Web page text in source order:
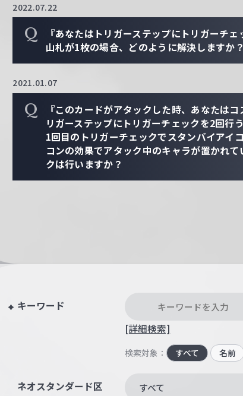
2022.07.22
Q
『あなたはトリガーステップにトリガーチェ
山札が1枚の場合、どのように解決しますか？
2021.01.07
Q
『このカードがアタックした時、あなたは
リガーステップにトリガーチェックを2回行
1回目のトリガーチェックでスタンバイアイ
コンの効果でアタック中のキャラが置かれ
クは行いますか？
キーワード
[詳細検索]
検索対象： すべて 名前
ネオスタンダード区
すべて